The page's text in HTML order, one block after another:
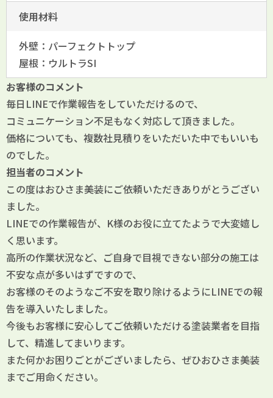
使用材料
外壁：パーフェクトトップ
屋根：ウルトラSI
お客様のコメント
毎日LINEで作業報告をしていただけるので、
コミュニケーション不足もなく対応して頂きました。
価格についても、複数社見積りをいただいた中でもいいも
のでした。
担当者のコメント
この度はおひさま美装にご依頼いただきありがとうござい
ました。
LINEでの作業報告が、K様のお役に立てたようで大変嬉し
く思います。
高所の作業状況など、ご自身で目視できない部分の施工は
不安な点が多いはずですので、
お客様のそのようなご不安を取り除けるようにLINEでの報
告を導入いたしました。
今後もお客様に安心してご依頼いただける塗装業者を目指
して、精進してまいります。
また何かお困りごとがございましたら、ぜひおひさま美装
までご用命ください。